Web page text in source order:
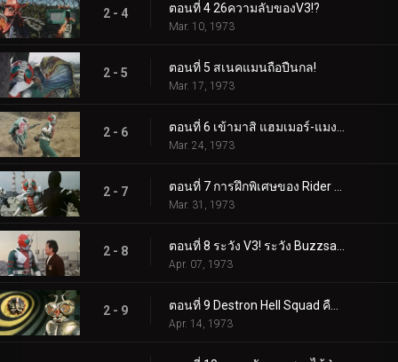
2 - 4 ตอนที่ 4 26ความลับของV3!?
Mar. 10, 1973
2 - 5 ตอนที่ 5 สเนคแมนถือปืนกล!
Mar. 17, 1973
2 - 6
Mar. 24, 1973
2 - 7
Mar. 31, 1973
2 - 8
Apr. 07, 1973
2 - 9
Apr. 14, 1973